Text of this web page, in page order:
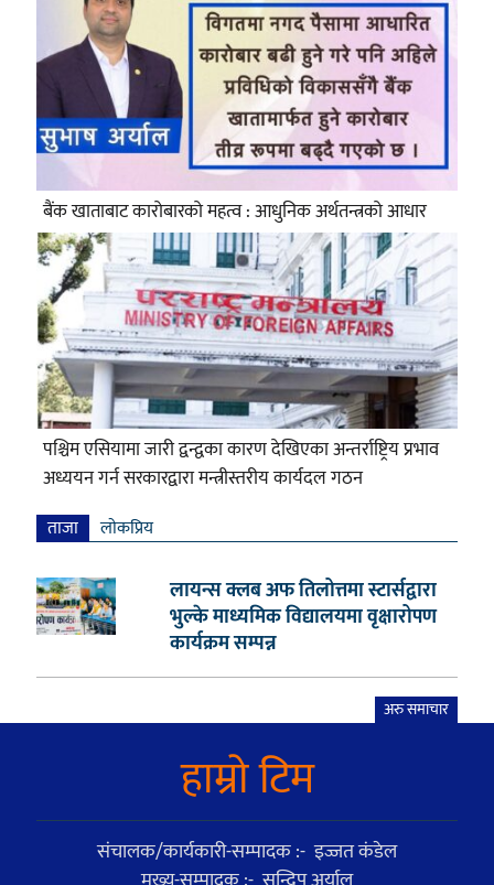
बैंक खाताबाट कारोबारको महत्व : आधुनिक अर्थतन्त्रको आधार
पश्चिम एसियामा जारी द्वन्द्वका कारण देखिएका अन्तर्राष्ट्रिय प्रभाव
अध्ययन गर्न सरकारद्वारा मन्त्रीस्तरीय कार्यदल गठन
ताजा लाेकप्रिय
लायन्स क्लब अफ तिलोत्तमा स्टार्सद्वारा
भुल्के माध्यमिक विद्यालयमा वृक्षारोपण
कार्यक्रम सम्पन्न
अरु समाचार
हाम्राे टिम
संचालक/कार्यकारी-सम्पादक :- इज्जत कंडेल